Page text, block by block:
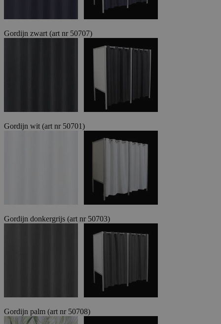
Gordijn zwart (art nr 50707)
Gordijn wit (art nr 50701)
Gordijn donkergrijs (art nr 50703)
Gordijn palm (art nr 50708)